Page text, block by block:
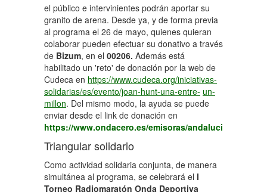
el público e intervinientes podrán aportar su
granito de arena. Desde ya, y de forma previa
al programa el 26 de mayo, quienes quieran
colaborar pueden efectuar su donativo a través
de Bizum, en el 00206. Además está
habilitado un 'reto' de donación por la web de
Cudeca en https://www.cudeca.org/iniciativas-
solidarias/es/evento/joan-hunt-una-entre- un-
millon. Del mismo modo, la ayuda se puede
enviar desde el link de donación en
https://www.ondacero.es/emisoras/andalucia/marbella/
Triangular solidario
Como actividad solidaria conjunta, de manera
simultánea al programa, se celebrará el I
Torneo Radiomaratón Onda Deportiva